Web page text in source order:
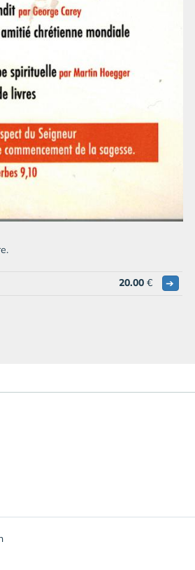
20.00 € ➔